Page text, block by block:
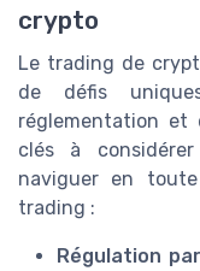
crypto
Le trading de
de défis
réglementation et
clés à
naviguer en
trading :
Régulation